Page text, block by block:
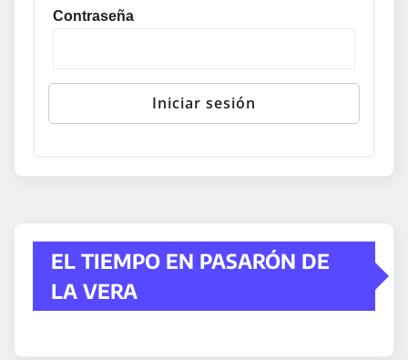
Contraseña
EL TIEMPO EN PASARÓN DE
LA VERA